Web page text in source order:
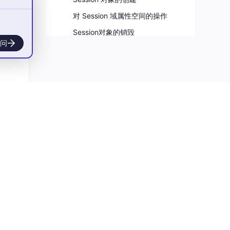
体
对 Session 域属性空间的操作
Session对象的销毁